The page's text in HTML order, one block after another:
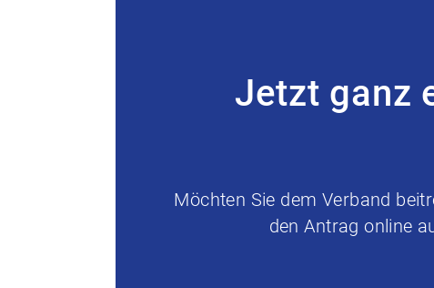
Jetzt ganz
Möchten Sie dem Verband
den Antrag online